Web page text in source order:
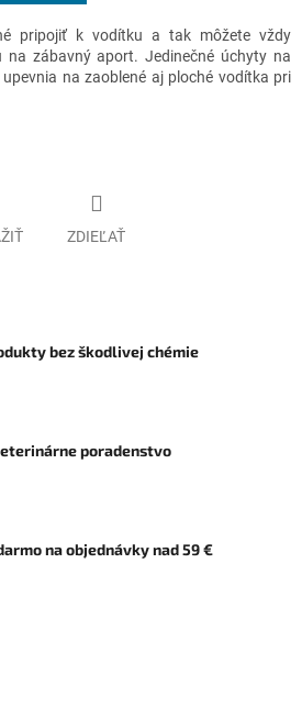
pripojiť k vodítku a tak môžete vždy
na zábavný aport. Jedinečné úchyty na
na zaoblené aj ploché vodítka pri
ZDIEĽAŤ
bez škodlivej chémie
poradenstvo
na objednávky nad 59 €